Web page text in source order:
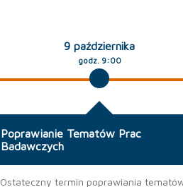
9 października
godz. 9:00
Poprawianie Tematów Prac
Badawczych
Ostateczny termin poprawiania